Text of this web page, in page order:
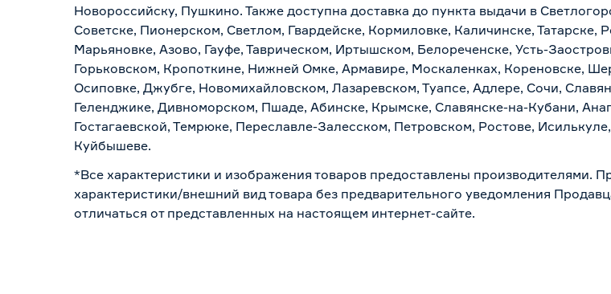
Новороссийску, Пушкино. Также доступна доставка до пункта выдачи в
Советске, Пионерском, Светлом, Гвардейске, Кормиловке, Каличинске,
Марьяновке, Азово, Гауфе, Таврическом, Иртышском, Белореченске, Усть-
Горьковском, Кропоткине, Нижней Омке, Армавире, Москаленках, Кореновске,
Осиповке, Джубге, Новомихайловском, Лазаревском, Туапсе, Адлере, Сочи,
Геленджике, Дивноморском, Пшаде, Абинске, Крымске, Славянске-на-Кубани,
Гостагаевской, Темрюке, Переславле-Залесском, Петровском, Ростове,
Куйбышеве.
*Все характеристики и изображения товаров предоставлены производителями.
характеристики/внешний вид товара без предварительного уведомления
отличаться от представленных на настоящем интернет-сайте.